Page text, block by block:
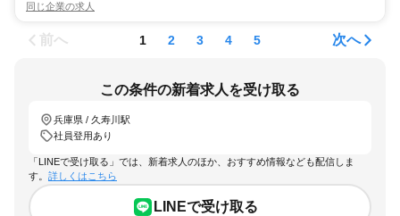
同じ企業の求人
前へ 1 2 3 4 5 次へ
この条件の新着求人を受け取る
兵庫県 / 久寿川駅
社員登用あり
「LINEで受け取る」では、新着求人のほか、おすすめ情報なども配信しま
す。 詳しくはこちら
LINEで受け取る